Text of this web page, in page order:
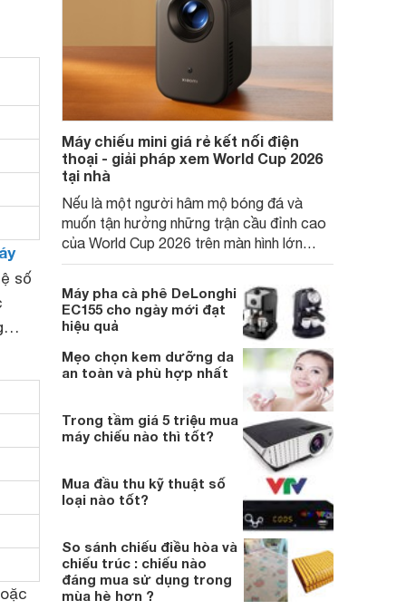
số
Máy chiếu mini giá rẻ kết nối điện
thoại - giải pháp xem World Cup 2026
tại nhà
Nếu là một người hâm mộ bóng đá và
muốn tận hưởng những trận cầu đỉnh cao
của World Cup 2026 trên màn hình lớn
thay vì chỉ xem trên điện thoại hay laptop,
thì các mẫu máy chiếu mini hỗ trợ kết nối
với điện thoại sẽ là lựa chọn rất đáng cân
nhắc.
Máy pha cà phê DeLonghi
EC155 cho ngày mới đạt
hiệu quả
Mẹo chọn kem dưỡng da
an toàn và phù hợp nhất
Trong tầm giá 5 triệu mua
máy chiếu nào thì tốt?
Mua đầu thu kỹ thuật số
loại nào tốt?
So sánh chiếu điều hòa và
chiếu trúc : chiếu nào
đáng mua sử dụng trong
mùa hè hơn ?